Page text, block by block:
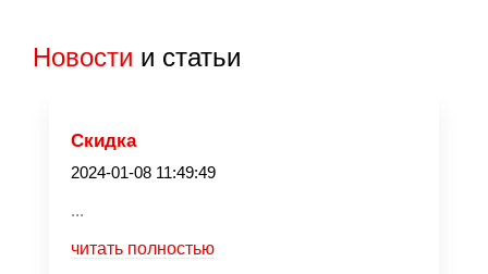
Новости и статьи
Скидка
2024-01-08 11:49:49
...
читать полностью